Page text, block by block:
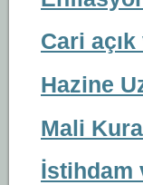
Cari
Hazine
Mali
İstihdam